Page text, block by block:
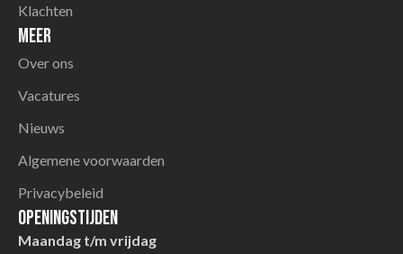
Klachten
Meer
Over ons
Vacatures
Nieuws
Algemene voorwaarden
Privacybeleid
Openingstijden
Maandag t/m vrijdag